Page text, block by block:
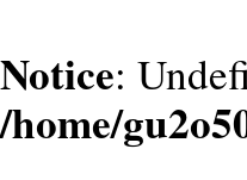
Notice:
/home/